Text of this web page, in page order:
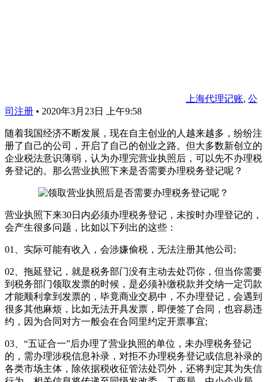
上海代理记账, 公
司注册 • 2020年3月23日 上午9:58
随着我国经济不断发展，现在自主创业的人越来越多，纷纷注
册了自己的公司，开启了自己的创业之路。但大多数新创立的
企业税法意识薄弱，认为办理完营业执照后，可以先不办理税
务登记的。那么营业执照下来是否需要办理税务登记呢？
营业执照下来30日内必须办理税务登记，未按时办理登记的，
会产生很多问题，比如以下列出的这些：
01、实际可能有收入，会涉嫌偷税，无法注册其他公司;
02、拖延登记，就是税务部门没有主动去处罚你，但当你需要
到税务部门领取发票的时候，是必须补缴税款并交纳一定罚款
才能顺利拿到发票的，毕竟商业交易中，不办理登记，会遇到
很多其他麻烦，比如无法开具发票，即便签了合同，也容易违
约，因为合同对方一般会在合同里约定开票事宜;
03、“五证合一”后办理了营业执照的单位，未办理税务登记
的，需办理涉税信息补录，对拒不办理税务登记或信息补录的
各类市场主体，除依据税收征管法处罚外，还将判定其为失信